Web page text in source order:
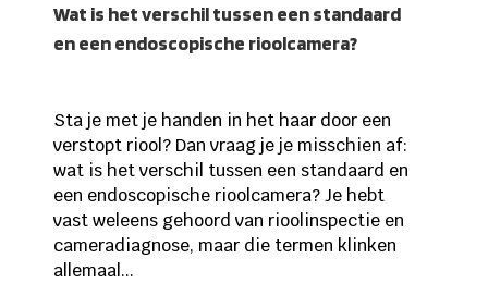
Wat is het verschil tussen een standaard
en een endoscopische rioolcamera?
Sta je met je handen in het haar door een
verstopt riool? Dan vraag je je misschien af:
wat is het verschil tussen een standaard en
een endoscopische rioolcamera? Je hebt
vast weleens gehoord van rioolinspectie en
cameradiagnose, maar die termen klinken
allemaal...